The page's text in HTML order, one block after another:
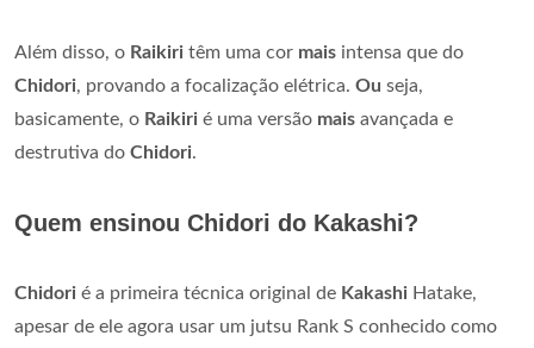
Além disso, o Raikiri têm uma cor mais intensa que do
Chidori, provando a focalização elétrica. Ou seja,
basicamente, o Raikiri é uma versão mais avançada e
destrutiva do Chidori.
Quem ensinou Chidori do Kakashi?
Chidori é a primeira técnica original de Kakashi Hatake,
apesar de ele agora usar um jutsu Rank S conhecido como